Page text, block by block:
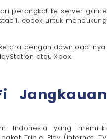
perangkat ke server game
cocok untuk mendukung
dengan download-nya.
atau Xbox.
Jangkauan
Indonesia yang memiliki